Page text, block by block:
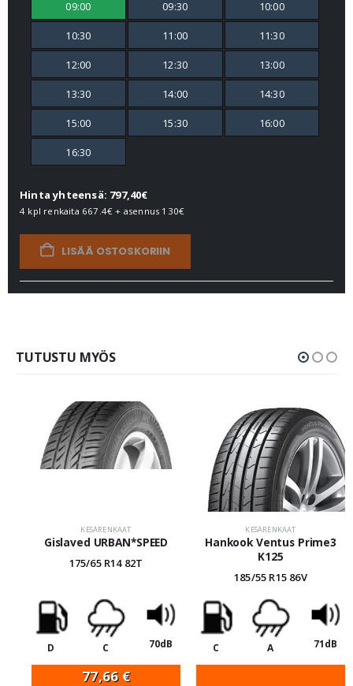
09:00 09:30 10:00
10:30 11:00 11:30
12:00 12:30 13:00
13:30 14:00 14:30
15:00 15:30 16:00
16:30
Hinta yhteensä: 797,40€
4 kpl renkaita 667.4€ + asennus 130€
LISÄÄ OSTOSKORIIN
TUTUSTU MYÖS
KESÄRENKAAT
Gislaved URBAN*SPEED
175/65 R14 82T
D C 70dB
77,66 €
KESÄRENKAAT
Hankook Ventus Prime3
K125
185/55 R15 86V
C A 71dB